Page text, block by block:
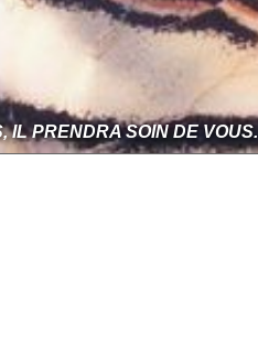
IL PRENDRA SOIN DE VOUS.